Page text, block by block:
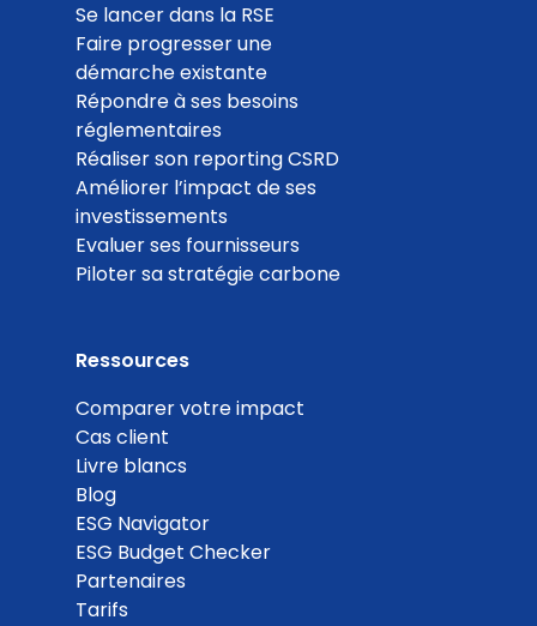
Se lancer dans la RSE
Faire progresser une
démarche existante
Répondre à ses besoins
réglementaires
Réaliser son reporting CSRD
Améliorer l’impact de ses
investissements
Evaluer ses fournisseurs
Piloter sa stratégie carbone
Ressources
Comparer votre impact
Cas client
Livre blancs
Blog
ESG Navigator
ESG Budget Checker
Partenaires
Tarifs